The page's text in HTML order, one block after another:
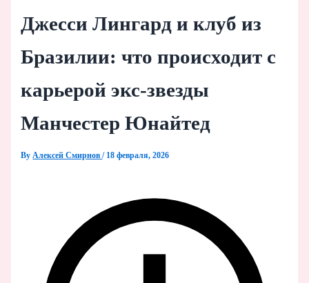
Джесси Лингард и клуб из
Бразилии: что происходит с
карьерой экс-звезды
Манчестер Юнайтед
By Алексей Смирнов/ 18 февраля, 2026